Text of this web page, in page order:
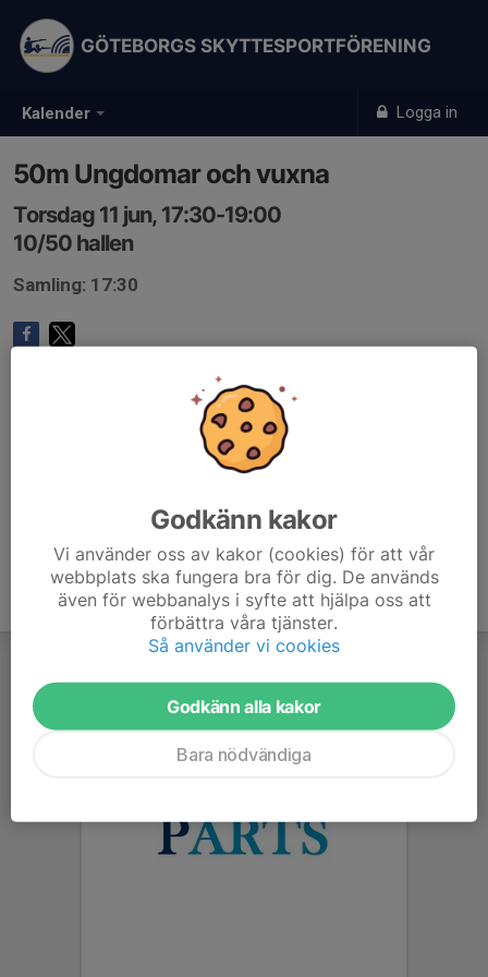
Kalender Logga in
GÖTEBORGS SKYTTESPORTFÖRENING
50m Ungdomar och vuxna
Torsdag 11 jun, 17:30-19:00
10/50 hallen
Samling: 17:30
Godkänn kakor
Vi använder oss av kakor (cookies) för att vår
webbplats ska fungera bra för dig. De används
även för webbanalys i syfte att hjälpa oss att
förbättra våra tjänster.
Så använder vi cookies
Godkänn alla kakor
Bara nödvändiga